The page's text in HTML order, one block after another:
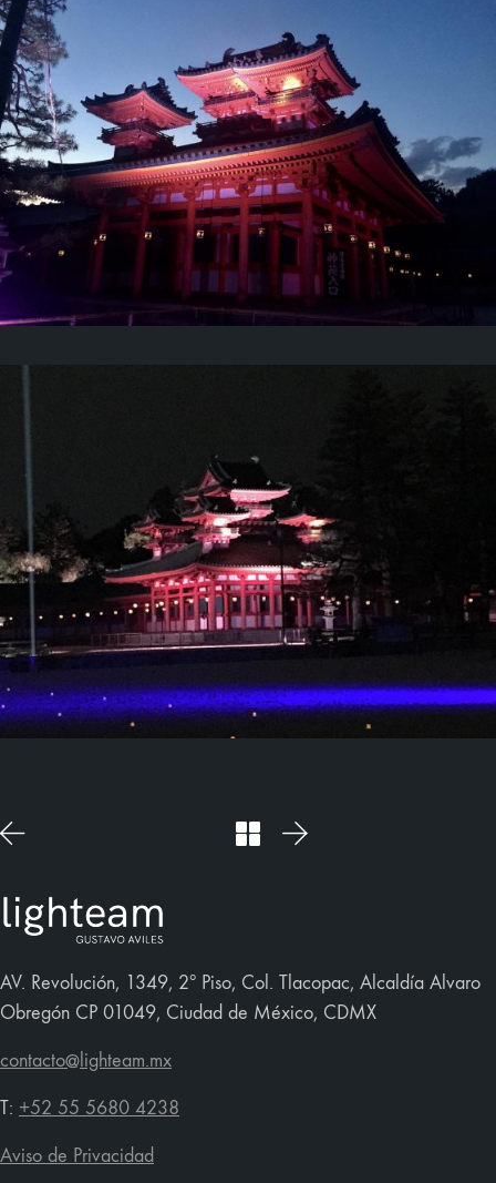
AV. Revolución, 1349, 2º Piso, Col. Tlacopac, Alcaldía Alvaro
Obregón CP 01049, Ciudad de México, CDMX
contacto@lighteam.mx
T: +52 55 5680 4238
Aviso de Privacidad